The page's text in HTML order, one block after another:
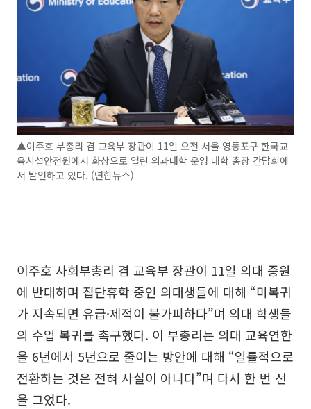
▲이주호 부총리 겸 교육부 장관이 11일 오전 서울 영등포구 한국교
육시설안전원에서 화상으로 열린 의과대학 운영 대학 총장 간담회에
서 발언하고 있다. (연합뉴스)
이주호 사회부총리 겸 교육부 장관이 11일 의대 증원
에 반대하며 집단휴학 중인 의대생들에 대해 “미복귀
가 지속되면 유급·제적이 불가피하다”며 의대 학생들
의 수업 복귀를 촉구했다. 이 부총리는 의대 교육연한
을 6년에서 5년으로 줄이는 방안에 대해 “일률적으로
전환하는 것은 전혀 사실이 아니다”며 다시 한 번 선
을 그었다.